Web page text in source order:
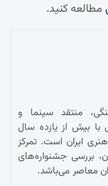
مطالعه کنید.
منتقد سینما و
با بیش از یازده سال
ایران است. تمرکز
بررسی جشنواره‌های
معاصر می‌باشد.